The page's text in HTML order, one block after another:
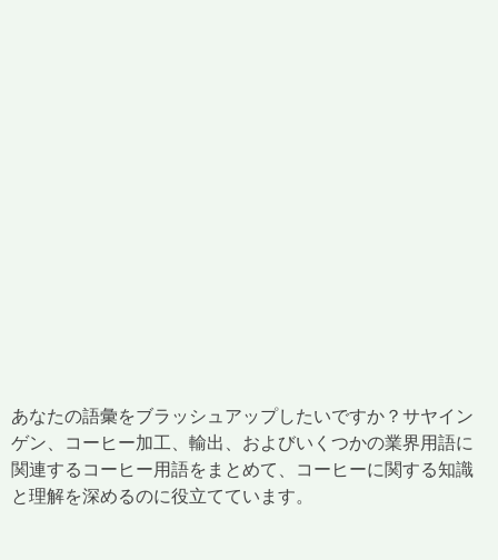
あなたの語彙をブラッシュアップしたいですか？サヤイン
ゲン、コーヒー加工、輸出、およびいくつかの業界用語に
関連するコーヒー用語をまとめて、コーヒーに関する知識
と理解を深めるのに役立てています。